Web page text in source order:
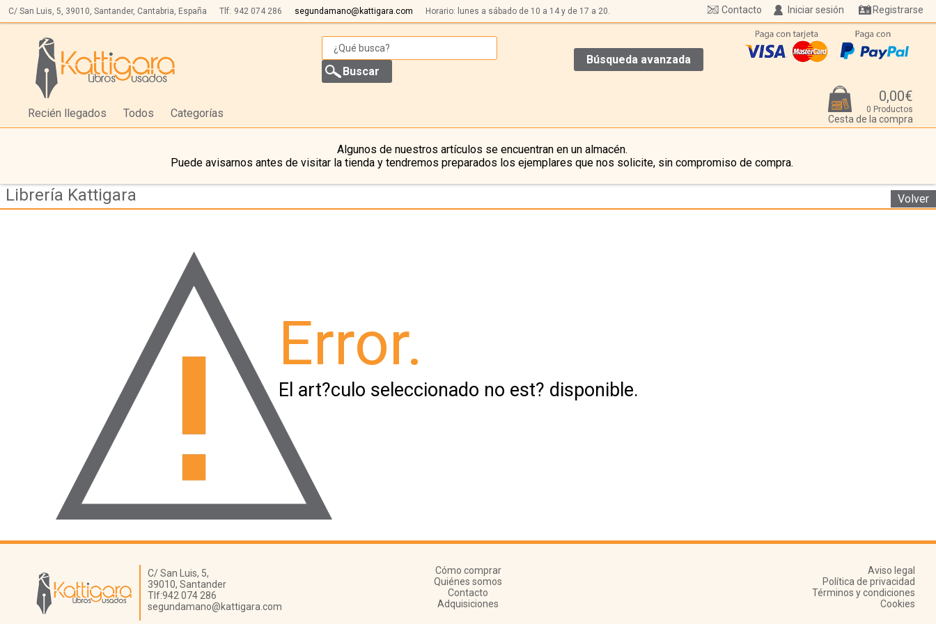
C/ San Luis, 5, 39010, Santander, Cantabria, España Tlf: 942 074 286 segundamano@kattigara.com Horario: lunes a sábado de 10 a 14 y de 17 a 20. Iniciar sesión Registrarse
Contacto
Búsqueda avanzada
Recién llegados Todos Categorías
0,00€
0 Productos
Cesta de la compra
Algunos de nuestros artículos se encuentran en un almacén.
Puede avisarnos antes de visitar la tienda y tendremos preparados los ejemplares que nos solicite, sin compromiso de compra.
Librería Kattigara Volver
Error.
El art?culo seleccionado no est? disponible.
Librería Kattigara
C/ San Luis, 5,
39010, Santander
Tlf:942 074 286
segundamano@kattigara.com
Cómo comprar
Quiénes somos
Contacto
Adquisiciones
Aviso legal
Política de privacidad
Términos y condiciones
Cookies